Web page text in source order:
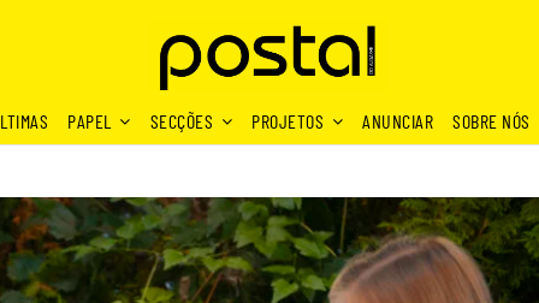
PAPEL SECÇÕES PROJETOS ANUNCIAR SOBRE NÓS